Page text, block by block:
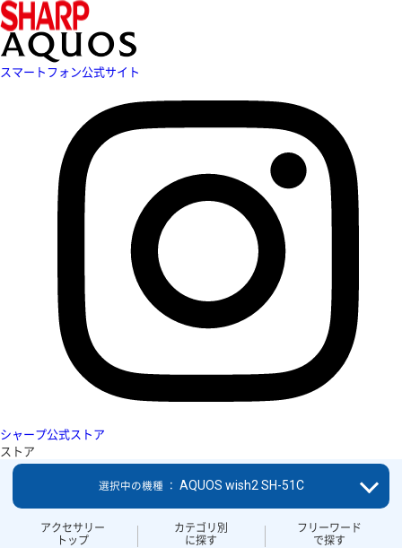
スマートフォン公式サイト
シャープ公式ストア
ストア
アクセサリー
トップ
カテゴリ別
に探す
フリーワード
で探す
選択中の機種 ： AQUOS wish2 SH-51C